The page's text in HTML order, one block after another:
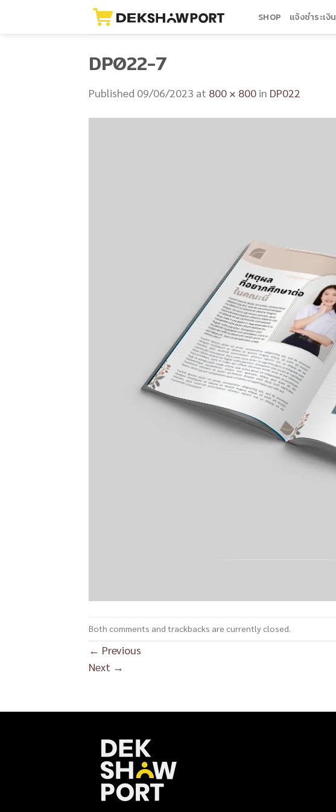
SHOP แจ้งชำระเงิน
DP022-7
Published 09/06/2023 at 800 × 800 in DP022
Both comments and trackbacks are currently closed.
← Previous
Next →